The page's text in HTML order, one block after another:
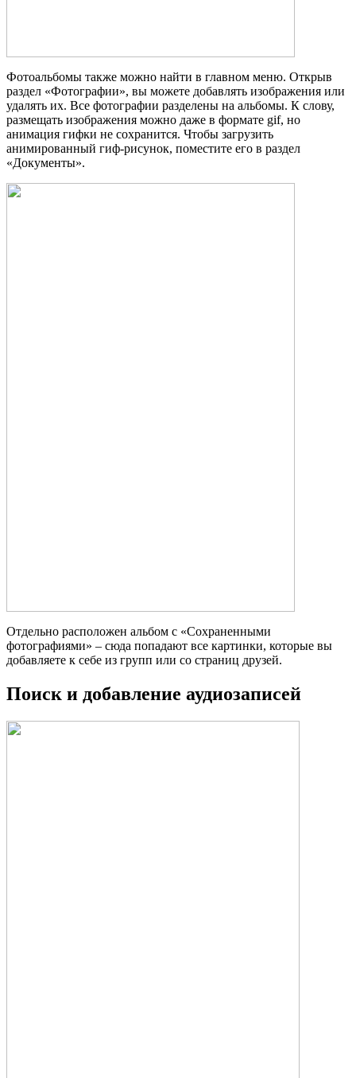
Фотоальбомы также можно найти в главном меню. Открыв
раздел «Фотографии», вы можете добавлять изображения или
удалять их. Все фотографии разделены на альбомы. К слову,
размещать изображения можно даже в формате gif, но
анимация гифки не сохранится. Чтобы загрузить
анимированный гиф-рисунок, поместите его в раздел
«Документы».
Отдельно расположен альбом с «Сохраненными
фотографиями» – сюда попадают все картинки, которые вы
добавляете к себе из групп или со страниц друзей.
Поиск и добавление аудиозаписей